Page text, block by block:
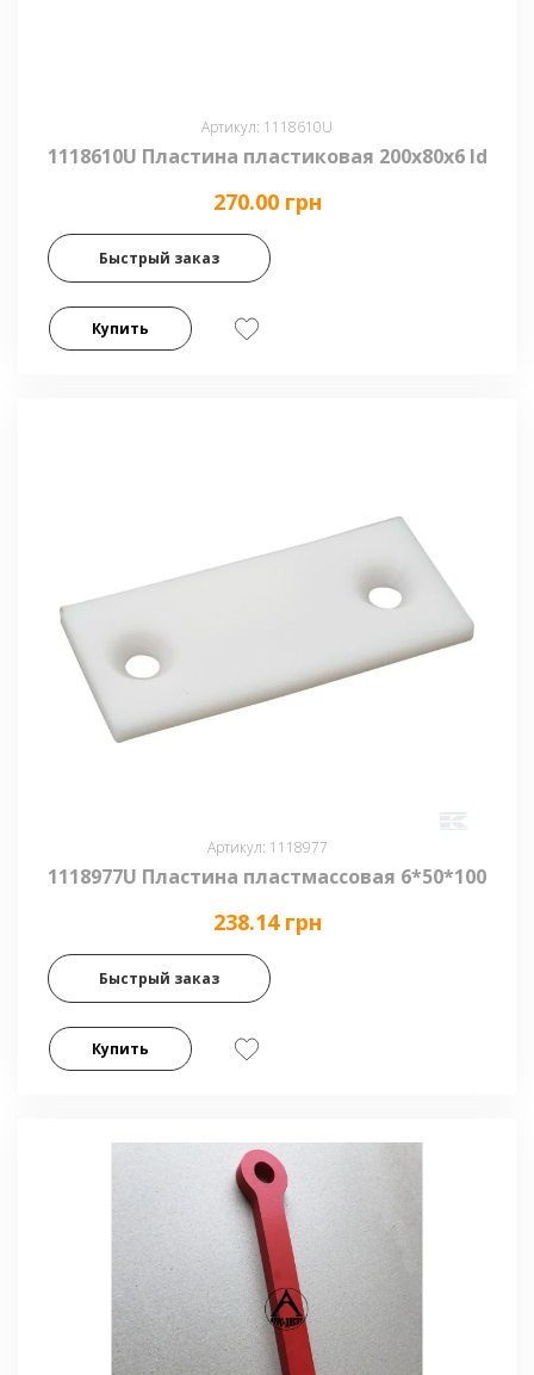
Артикул: 1118610U
1118610U Пластина пластиковая 200x80x6 ld
270.00 грн
Быстрый заказ
Купить
Артикул: 1118977
1118977U Пластина пластмассовая 6*50*100
238.14 грн
Быстрый заказ
Купить